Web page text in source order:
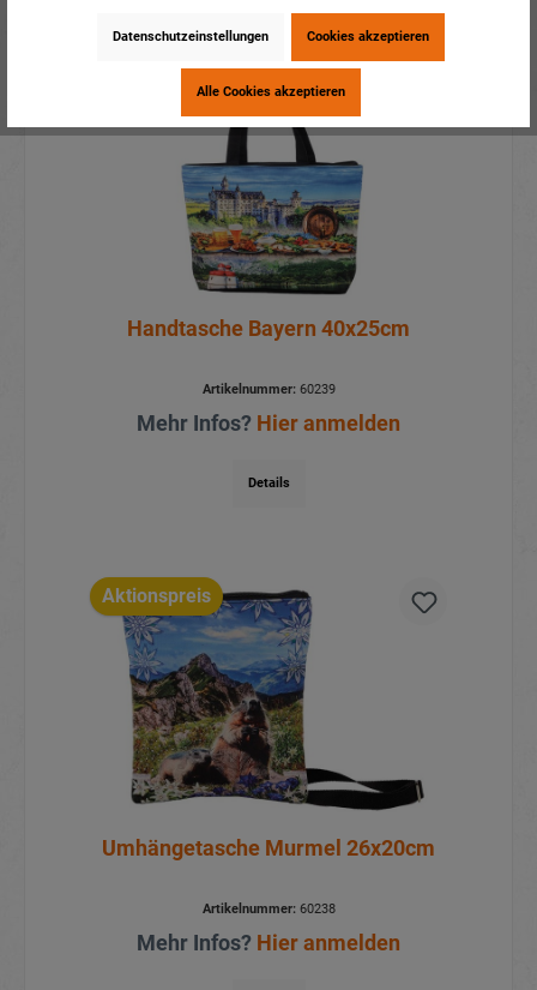
Aktionspreis
Handtasche Bayern 40x25cm
Artikelnummer:60239
Mehr Infos? Hier anmelden
Details
Aktionspreis
Umhängetasche Murmel 26x20cm
Artikelnummer:60238
Mehr Infos? Hier anmelden
Datenschutzeinstellungen Cookies akzeptieren
Alle Cookies akzeptieren